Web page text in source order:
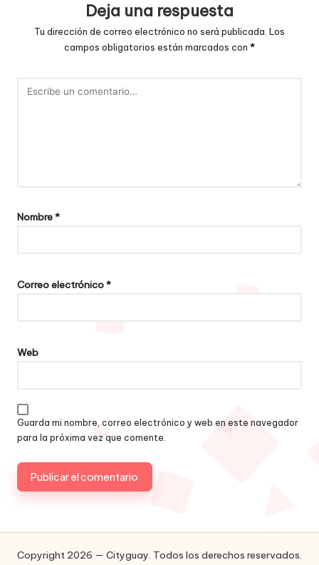
Deja una respuesta
Tu dirección de correo electrónico no será publicada. Los
campos obligatorios están marcados con *
Nombre*
Correo electrónico*
Web
Guarda mi nombre, correo electrónico y web en este navegador
para la próxima vez que comente.
Copyright 2026 — Cityguay. Todos los derechos reservados.